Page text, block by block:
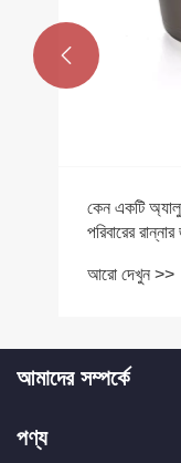
কেন একটি
পরিবারের
আরো দেখুন >>

আমাদের সম্পর্কে
পণ্য